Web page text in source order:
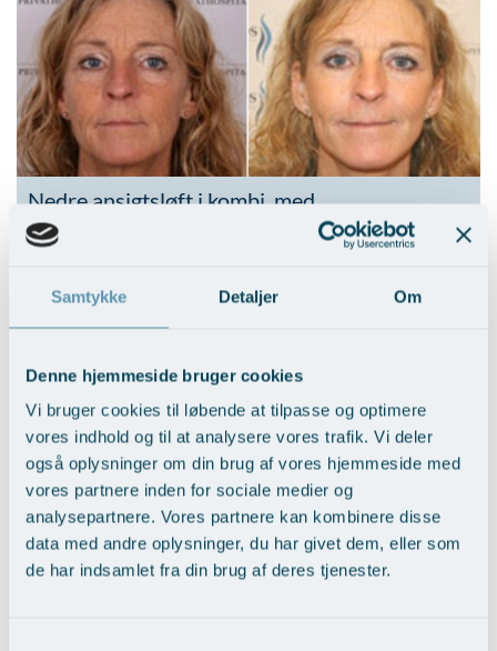
Samtykke Detaljer Om
Denne hjemmeside bruger cookies
Vi bruger cookies til løbende at tilpasse og optimere
vores indhold og til at analysere vores trafik. Vi deler
også oplysninger om din brug af vores hjemmeside med
vores partnere inden for sociale medier og
analysepartnere. Vores partnere kan kombinere disse
data med andre oplysninger, du har givet dem, eller som
de har indsamlet fra din brug af deres tjenester.
Nedre ansigtsløft i kombi. med
mellemansigtsløft
Nedre ansigtsløft med pande-tindingeløft
Vis behandlingseksempler >